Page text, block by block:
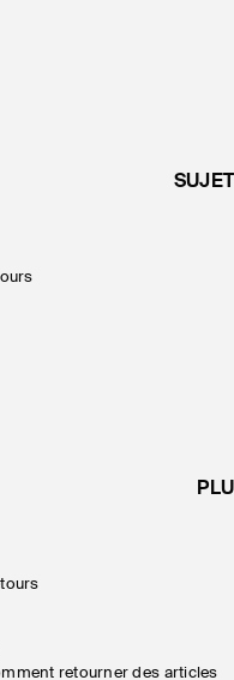
retourner des articles